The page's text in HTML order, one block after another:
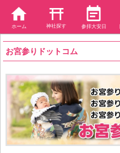
ホーム 神社探す 参拝大安日
お宮参りドットコム